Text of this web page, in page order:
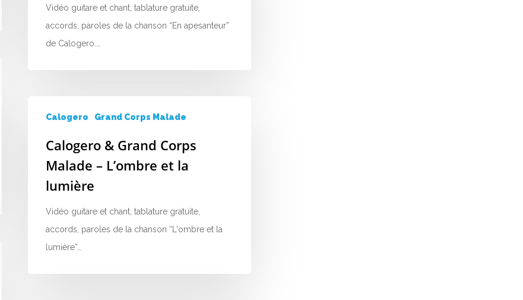
Vidéo guitare et chant, tablature gratuite,
accords, paroles de la chanson “En apesanteur”
de Calogero.…
Calogero Grand Corps Malade
Calogero & Grand Corps
Malade – L’ombre et la
lumière
Vidéo guitare et chant, tablature gratuite,
accords, paroles de la chanson “L'ombre et la
lumière”…